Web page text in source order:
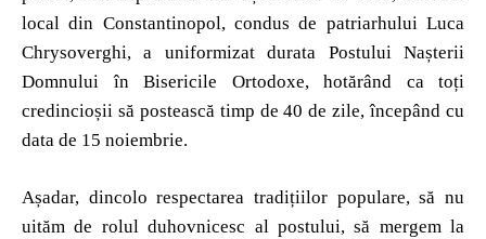
local din Constantinopol, condus de patriarhului Luca
Chrysoverghi, a uniformizat durata Postului Nașterii
Domnului în Bisericile Ortodoxe, hotărând ca toți
credincioșii să postească timp de 40 de zile, începând cu
data de 15 noiembrie.
Așadar, dincolo respectarea tradițiilor populare, să nu
uităm de rolul duhovnicesc al postului, să mergem la